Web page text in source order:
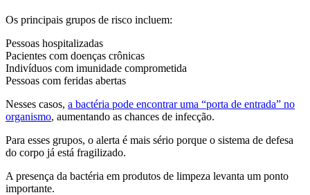
Os principais grupos de risco incluem:
Pessoas hospitalizadas
Pacientes com doenças crônicas
Indivíduos com imunidade comprometida
Pessoas com feridas abertas
Nesses casos, a bactéria pode encontrar uma “porta de entrada” no
organismo, aumentando as chances de infecção.
Para esses grupos, o alerta é mais sério porque o sistema de defesa
do corpo já está fragilizado.
A presença da bactéria em produtos de limpeza levanta um ponto
importante.